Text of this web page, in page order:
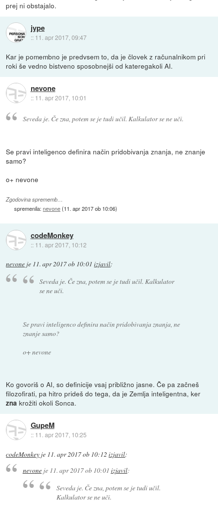
prej ni obstajalo.
jype
:: 11. apr 2017, 09:47
Kar je pomembno je predvsem to, da je človek z računalnikom pri
roki še vedno bistveno sposobnejši od kateregakoli AI.
nevone
:: 11. apr 2017, 10:01
Seveda je. Če zna, potem se je tudi učil. Kalkulator se ne uči.
Se pravi inteligenco definira način pridobivanja znanja, ne znanje
samo?
o+ nevone
Zgodovina sprememb…
spremenila:nevone(11. apr 2017 ob 10:06)
codeMonkey
:: 11. apr 2017, 10:12
nevone je 11. apr 2017 ob 10:01 izjavil:
Seveda je. Če zna, potem se je tudi učil. Kalkulator
se ne uči.
Se pravi inteligenco definira način pridobivanja znanja, ne
znanje samo?
o+ nevone
Ko govoriš o AI, so definicije vsaj približno jasne. Če pa začneš
filozofirati, pa hitro prideš do tega, da je Zemlja inteligentna, ker
zna krožiti okoli Sonca.
GupeM
:: 11. apr 2017, 10:25
codeMonkey je 11. apr 2017 ob 10:12 izjavil:
nevoneje 11. apr 2017 ob 10:01 izjavil:
Seveda je. Če zna, potem se je tudi učil.
Kalkulator se ne uči.